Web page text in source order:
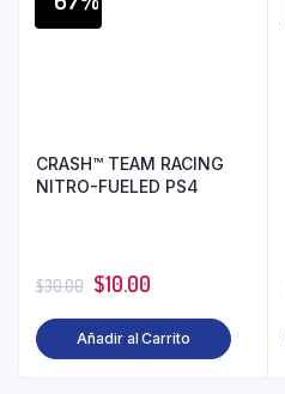
CRASH™ TEAM RACING
NITRO-FUELED PS4
$30.00 $10.00
Añadir al Carrito